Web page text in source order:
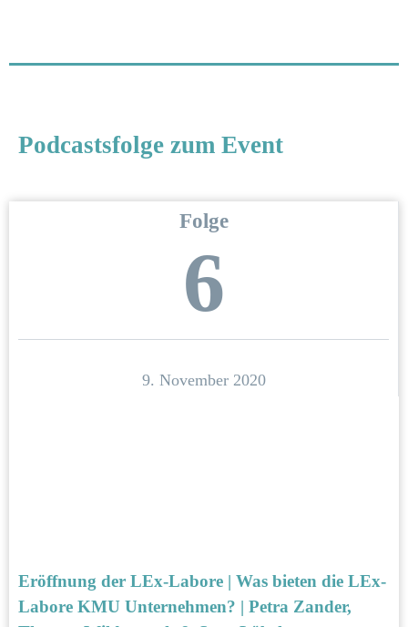
Podcastsfolge zum Event
Folge
6
9. November 2020
Eröffnung der LEx-Labore | Was bieten die LEx-
Labore KMU Unternehmen? | Petra Zander,